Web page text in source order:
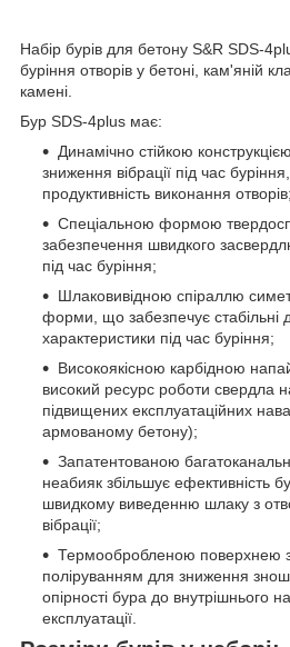
Набір бурів для бетону S&R SDS-
буріння отворів у бетоні, кам'яній
камені.
Бур SDS-4plus має:
Динамічно стійкою
зниження вібрації під час
продуктивність виконання отворів;
Спеціальною формою
забезпечення швидкого
під час буріння;
Шлаковивідною спіраллю
форми, що забезпечує стабільні
характеристики під час буріння;
Високоякісною карбідною
високий ресурс роботи свердла
підвищених експлуатаційних
армованому бетону);
Запатентованою
неабияк збільшує ефективність
швидкому виведенню шлаку з
вібрації;
Термообробленою поверхнею
поліруванням для зниження
опірності бура до внутрішнього
експлуатації.